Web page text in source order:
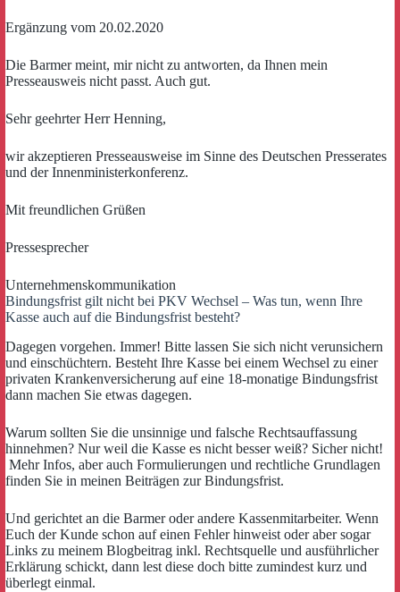
Ergänzung vom 20.02.2020
Die Barmer meint, mir nicht zu antworten, da Ihnen mein
Presseausweis nicht passt. Auch gut.
Sehr geehrter Herr Henning,
wir akzeptieren Presseausweise im Sinne des Deutschen Presserates
und der Innenministerkonferenz.
Mit freundlichen Grüßen
Pressesprecher
Unternehmenskommunikation
Bindungsfrist gilt nicht bei PKV Wechsel – Was tun, wenn Ihre
Kasse auch auf die Bindungsfrist besteht?
Dagegen vorgehen. Immer! Bitte lassen Sie sich nicht verunsichern
und einschüchtern. Besteht Ihre Kasse bei einem Wechsel zu einer
privaten Krankenversicherung auf eine 18-monatige Bindungsfrist
dann machen Sie etwas dagegen.
Warum sollten Sie die unsinnige und falsche Rechtsauffassung
hinnehmen? Nur weil die Kasse es nicht besser weiß? Sicher nicht!
Mehr Infos, aber auch Formulierungen und rechtliche Grundlagen
finden Sie in meinen Beiträgen zur Bindungsfrist.
Und gerichtet an die Barmer oder andere Kassenmitarbeiter. Wenn
Euch der Kunde schon auf einen Fehler hinweist oder aber sogar
Links zu meinem Blogbeitrag inkl. Rechtsquelle und ausführlicher
Erklärung schickt, dann lest diese doch bitte zumindest kurz und
überlegt einmal.